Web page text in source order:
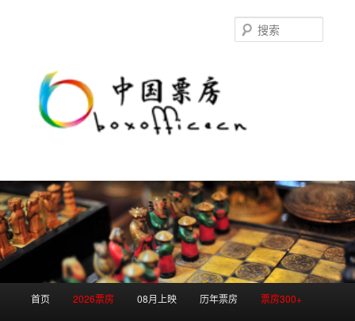
首页 2026票房 08月上映 历年票房 票房300+